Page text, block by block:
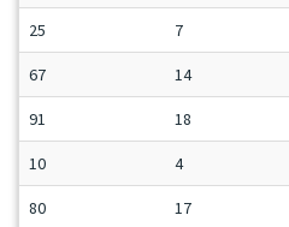
25 7
67 14
91 18
10 4
80 17